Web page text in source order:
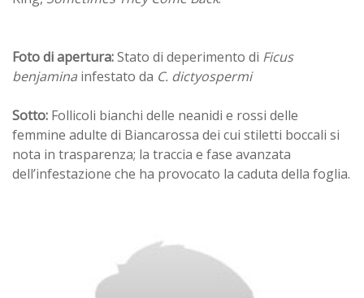
Foto di apertura:Stato di deperimento di Ficus
benjamina infestato da C. dictyospermi
Sotto: Follicoli bianchi delle neanidi e rossi delle
femmine adulte di Biancarossa dei cui stiletti boccali si
nota in trasparenza; la traccia e fase avanzata
dell’infestazione che ha provocato la caduta della foglia.